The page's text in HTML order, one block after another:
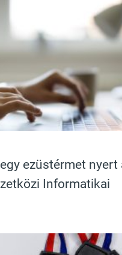
ezüstérmet nyert
Informatikai